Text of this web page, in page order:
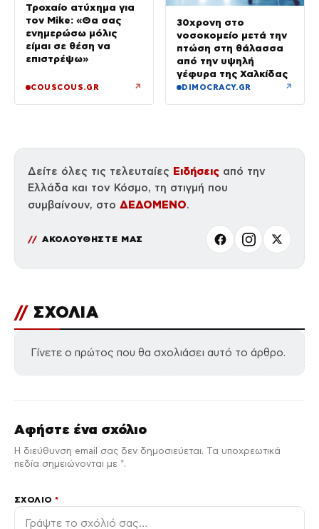
Τροχαίο ατύχημα για
τον Mike: «Θα σας
ενημερώσω μόλις
είμαι σε θέση να
επιστρέψω»
COUSCOUS.GR ↗
30χρονη στο
νοσοκομείο μετά την
πτώση στη θάλασσα
από την υψηλή
γέφυρα της Χαλκίδας
DIMOCRACY.GR ↗
Δείτε όλες τις τελευταίες Ειδήσεις από την
Ελλάδα και τον Κόσμο, τη στιγμή που
συμβαίνουν, στο ΔΕΔΟΜΕΝΟ.
ΑΚΟΛΟΥΘΗΣΤΕ ΜΑΣ
// ΣΧΟΛΙΑ
Γίνετε ο πρώτος που θα σχολιάσει αυτό το άρθρο.
Αφήστε ένα σχόλιο
Η διεύθυνση email σας δεν δημοσιεύεται. Τα υποχρεωτικά
πεδία σημειώνονται με *.
ΣΧΌΛΙΟ*